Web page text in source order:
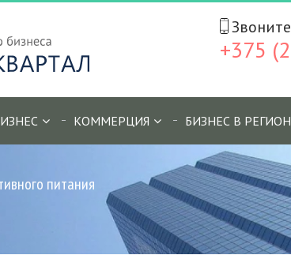
+375
КОММЕРЦИЯ БИЗНЕС В
питания